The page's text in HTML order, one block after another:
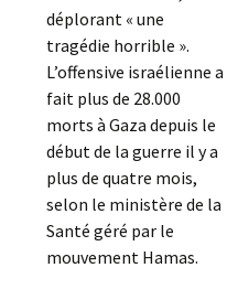
déplorant « une
tragédie horrible ».
L’offensive israélienne a
fait plus de 28.000
morts à Gaza depuis le
début de la guerre il y a
plus de quatre mois,
selon le ministère de la
Santé géré par le
mouvement Hamas.